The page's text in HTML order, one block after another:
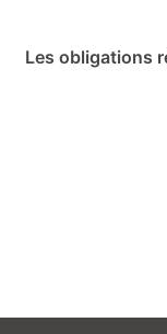
Les obligations